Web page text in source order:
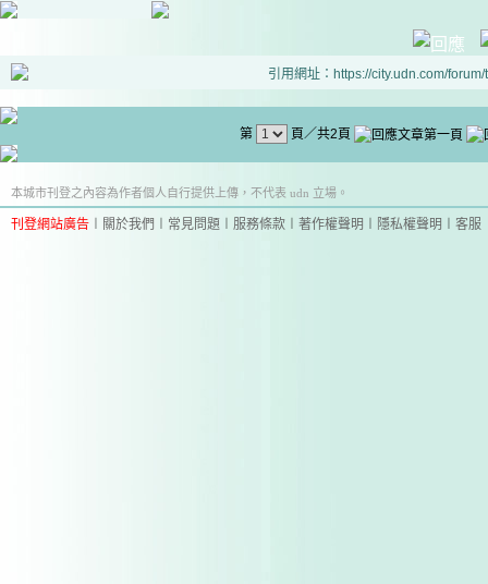
引用網址：https://city.udn.com/
第 頁／共2頁
本城市刊登之內容為作者個人自行提供上傳，不代表 udn 立場。
刊登網站廣告 關於我們 常見問題 服務條款 著作權聲明 隱私權聲明 客服